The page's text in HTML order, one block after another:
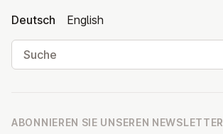
Deutsch
English
Suche
ABONNIEREN SIE UNSEREN NEWSLETTER